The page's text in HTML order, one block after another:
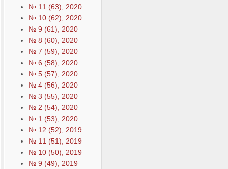
№ 11 (63), 2020
№ 10 (62), 2020
№ 9 (61), 2020
№ 8 (60), 2020
№ 7 (59), 2020
№ 6 (58), 2020
№ 5 (57), 2020
№ 4 (56), 2020
№ 3 (55), 2020
№ 2 (54), 2020
№ 1 (53), 2020
№ 12 (52), 2019
№ 11 (51), 2019
№ 10 (50), 2019
№ 9 (49), 2019